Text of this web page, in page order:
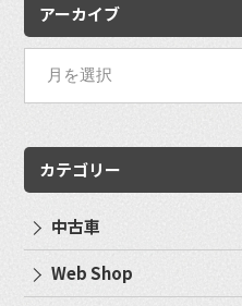
アーカイブ
カテゴリー
中古車
Web Shop